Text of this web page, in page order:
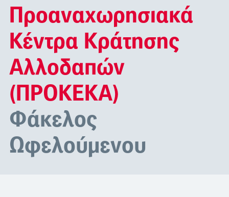
Προαναχωρησιακά
Κέντρα Κράτησης
Αλλοδαπών
(ΠΡΟΚΕΚΑ)
Φάκελος
Ωφελούμενου